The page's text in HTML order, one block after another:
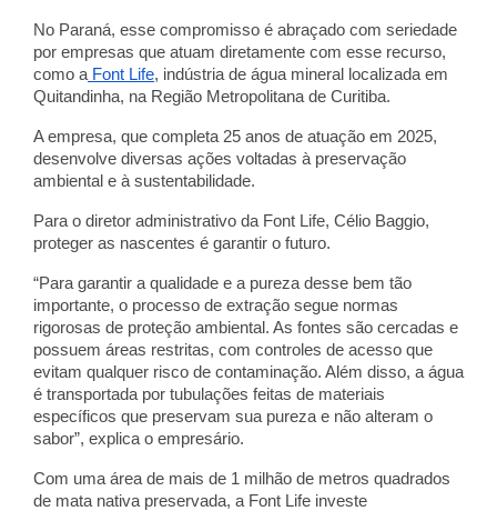
No Paraná, esse compromisso é abraçado com seriedade
por empresas que atuam diretamente com esse recurso,
como a Font Life, indústria de água mineral localizada em
Quitandinha, na Região Metropolitana de Curitiba.
A empresa, que completa 25 anos de atuação em 2025,
desenvolve diversas ações voltadas à preservação
ambiental e à sustentabilidade.
Para o diretor administrativo da Font Life, Célio Baggio,
proteger as nascentes é garantir o futuro.
“Para garantir a qualidade e a pureza desse bem tão
importante, o processo de extração segue normas
rigorosas de proteção ambiental. As fontes são cercadas e
possuem áreas restritas, com controles de acesso que
evitam qualquer risco de contaminação. Além disso, a água
é transportada por tubulações feitas de materiais
específicos que preservam sua pureza e não alteram o
sabor”, explica o empresário.
Com uma área de mais de 1 milhão de metros quadrados
de mata nativa preservada, a Font Life investe